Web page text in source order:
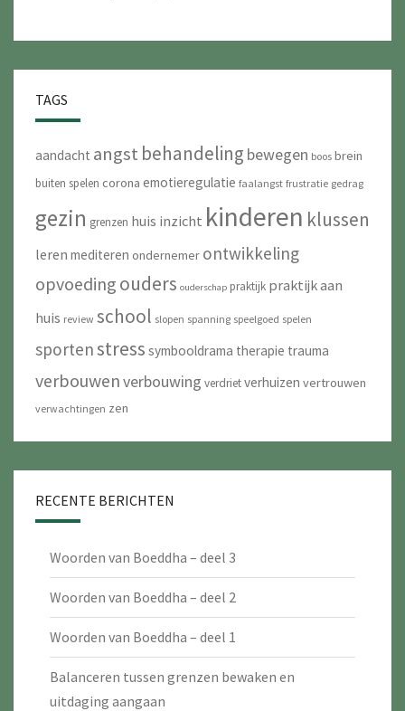
TAGS
aandacht angst behandeling bewegen boos brein
buiten spelen corona emotieregulatie faalangst frustratie gedrag
gezin grenzen huis inzicht kinderen klussen
leren mediteren ondernemer ontwikkeling
opvoeding ouders ouderschap praktijk praktijk aan
huis review school slopen spanning speelgoed spelen
sportenstress symbooldrama therapie trauma
verbouwenverbouwing verdrietverhuizen vertrouwen
verwachtingen zen
RECENTE BERICHTEN
Woorden van Boeddha – deel 3
Woorden van Boeddha – deel 2
Woorden van Boeddha – deel 1
Balanceren tussen grenzen bewaken en
uitdaging aangaan